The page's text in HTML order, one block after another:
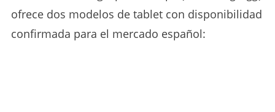
ofrece dos modelos de tablet con disponibilidad
confirmada para el mercado español: